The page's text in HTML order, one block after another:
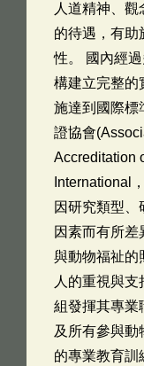
人道精神、
的待遇，有助
性。 國內經
構建立完整的
施達到國際標
證協會
Accreditation
International
因研究類型
因素而有所
與動物福祉的
人的重視與
組發揮其專業
及所有參與
的專業教育訓